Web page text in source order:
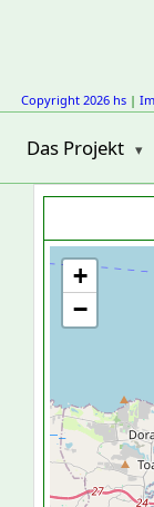
Copyright 2026 hs |
Das Projekt
+
−